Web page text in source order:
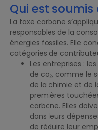
Qui est
La taxe carbone
responsables de la
énergies fossiles. Elle
catégories de
Les entreprises :
de co₂, comme le
de la chimie et de
premières
carbone. Elles
dans leurs
de réduire leur